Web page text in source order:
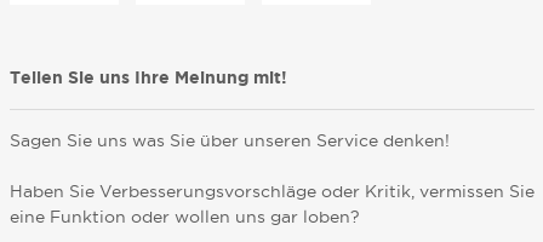
Teilen Sie uns Ihre Meinung mit!
Sagen Sie uns was Sie über unseren Service denken!
Haben Sie Verbesserungsvorschläge oder Kritik, vermissen Sie
eine Funktion oder wollen uns gar loben?